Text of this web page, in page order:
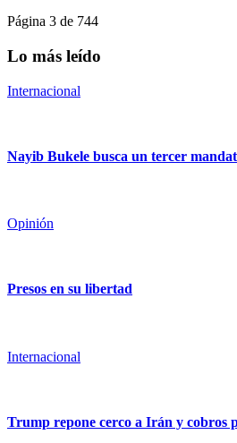
Página 3 de 744
Lo más leído
Internacional
Nayib Bukele busca un tercer
Opinión
Presos en su libertad
Internacional
Trump repone cerco a Irán y cobros